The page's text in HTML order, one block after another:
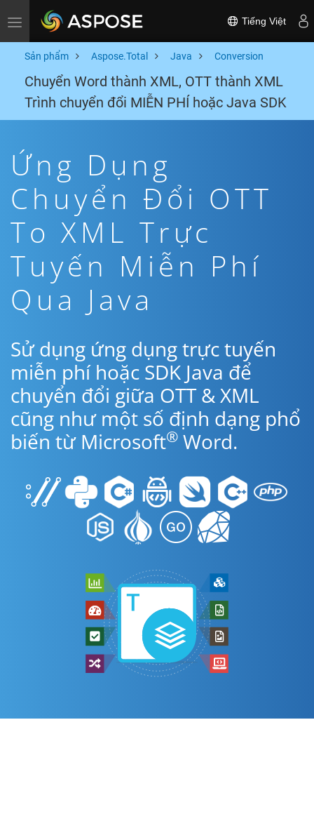
Toggle navigation Tiếng Việt
Sản phẩm Aspose.Total Java Conversion
Chuyển Word thành XML, OTT thành XML
Trình chuyển đổi MIỄN PHÍ hoặc Java SDK
Ứng Dụng
Chuyển Đổi OTT
To XML Trực
Tuyến Miễn Phí
Qua Java
Sử dụng ứng dụng trực tuyến
miễn phí hoặc SDK Java để
chuyển đổi giữa OTT & XML
cũng như một số định dạng phổ
biến từ Microsoft® Word.